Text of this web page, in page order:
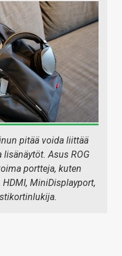
pitää voida liittää
Asus ROG
portteja, kuten
HDMI, MiniDisplayport,